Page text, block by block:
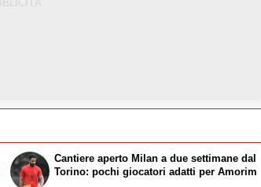
Cantiere aperto Milan a due settimane dal
Torino: pochi giocatori adatti per Amorim